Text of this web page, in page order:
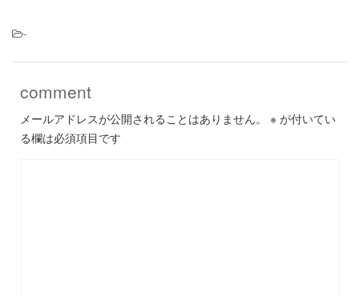
-
comment
メールアドレスが公開されることはありません。 ※ が付いてい
る欄は必須項目です